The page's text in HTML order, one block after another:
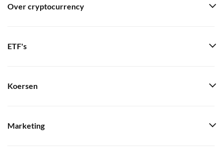
Over cryptocurrency
ETF's
Koersen
Marketing